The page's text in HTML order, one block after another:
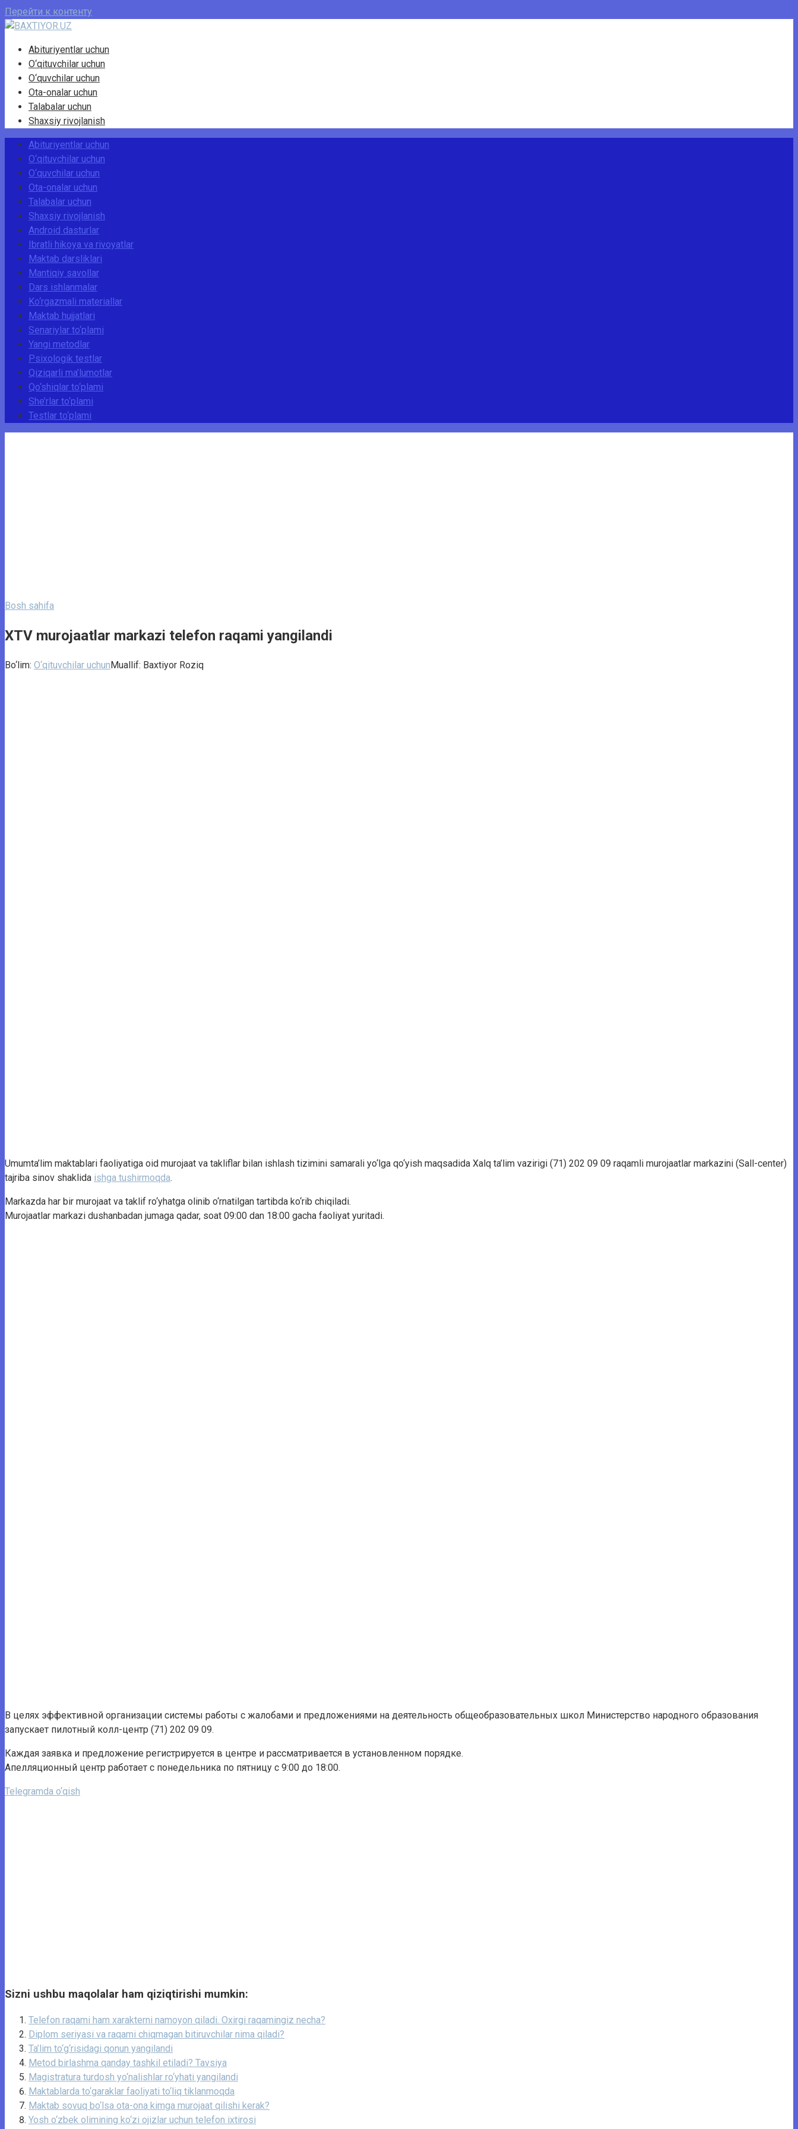
Перейти к контенту
Abituriyentlar uchun
O‘qituvchilar uchun
O‘quvchilar uchun
Ota-onalar uchun
Talabalar uchun
Shaxsiy rivojlanish
Abituriyentlar uchun
O‘qituvchilar uchun
O‘quvchilar uchun
Ota-onalar uchun
Talabalar uchun
Shaxsiy rivojlanish
Android dasturlar
Ibratli hikoya va rivoyatlar
Maktab darsliklari
Mantiqiy savollar
Dars ishlanmalar
Ko‘rgazmali materiallar
Maktab hujjatlari
Senariylar to‘plami
Yangi metodlar
Psixologik testlar
Qiziqarli ma’lumotlar
Qo‘shiqlar to‘plami
She’rlar to‘plami
Testlar to‘plami
Bosh sahifa
XTV murojaatlar markazi telefon raqami yangilandi
Bo‘lim: O‘qituvchilar uchunMuallif: Baxtiyor Roziq
Umumta’lim maktablari faoliyatiga oid murojaat va takliflar bilan ishlash tizimini samarali yo‘lga qo‘yish maqsadida Xalq ta’lim vazirigi (71) 202 09 09 raqamli murojaatlar markazini (Sall-center)
tajriba sinov shaklida ishga tushirmoqda.
Markazda har bir murojaat va taklif ro‘yhatga olinib o‘rnatilgan tartibda ko‘rib chiqiladi.
Murojaatlar markazi dushanbadan jumaga qadar, soat 09:00 dan 18:00 gacha faoliyat yuritadi.
В целях эффективной организации системы работы с жалобами и предложениями на деятельность общеобразовательных школ Министерство народного образования
запускает пилотный колл-центр (71) 202 09 09.
Каждая заявка и предложение регистрируется в центре и рассматривается в установленном порядке.
Апелляционный центр работает с понедельника по пятницу с 9:00 до 18:00.
Telegramda o‘qish
Sizni ushbu maqolalar ham qiziqtirishi mumkin:
Telefon raqami ham xarakterni namoyon qiladi. Oxirgi raqamingiz necha?
Diplom seriyasi va raqami chiqmagan bitiruvchilar nima qiladi?
Ta’lim to‘g‘risidagi qonun yangilandi
Metod birlashma qanday tashkil etiladi? Tavsiya
Magistratura turdosh yo‘nalishlar ro‘yhati yangilandi
Maktablarda to‘garaklar faoliyati to‘liq tiklanmoqda
Maktab sovuq bo‘lsa ota-ona kimga murojaat qilishi kerak?
Yosh o‘zbek olimining ko‘zi ojizlar uchun telefon ixtirosi